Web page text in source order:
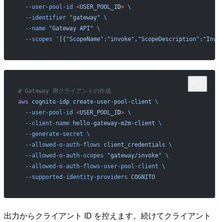
  --user-pool-id
<USER_POOL_ID> \
  --identifier
"gateway" \
  --name
"Gateway API" \
  --scopes
# Gateway 用クライアントの作成
aws cognito-idp create-user-pool-client \
  --user-pool-id
<USER_POOL_I D> \
  --client-name
hello-gateway-m2m-client \
  --generate-secret
\
  --allowed-o-auth-flows
client_credentials \
  --allowed-o-auth-scopes
"gateway/invoke" \
  --allowed-o-auth-flows-user-pool-client
\
  --supported-identity-providers
COGNITO
出力からクライアント ID を控えます。続けてクライアント